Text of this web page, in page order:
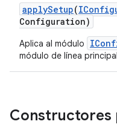
applySetup(
Configuration)
Aplica al módulo
módulo de línea
Constructores